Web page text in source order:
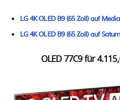
LG 4K OLED B9 (65 Zoll) auf
LG 4K OLED B9 (65 Zoll) auf
OLED 77C9 für